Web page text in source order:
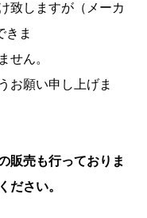
致しますが（メーカ
きま
せん。
お願い申し上げま
販売も行っておりま
ださい。